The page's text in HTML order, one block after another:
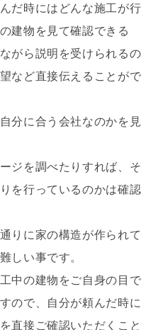
だ時にはどんな施工が行
建物を見て確認できる
がら説明を受けられるの
など直接伝えることがで
分に合う会社なのかを見
ジを調べたりすれば、そ
を行っているのかは確認
りに家の構造が作られて
しい事です。
中の建物をご自身の目で
ので、自分が頼んだ時に
直接ご確認いただくこと